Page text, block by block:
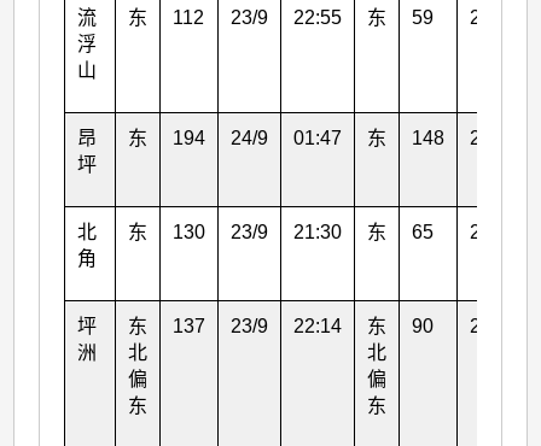
流
浮
山
东 112 23/9 22:55 东 59 23/9
昂
坪
东 194 24/9 01:47 东 148 24/9
北
角
东 130 23/9 21:30 东 65 23/9
坪
洲
东
北
偏
东
137 23/9 22:14
东
北
偏
东
90 23/9